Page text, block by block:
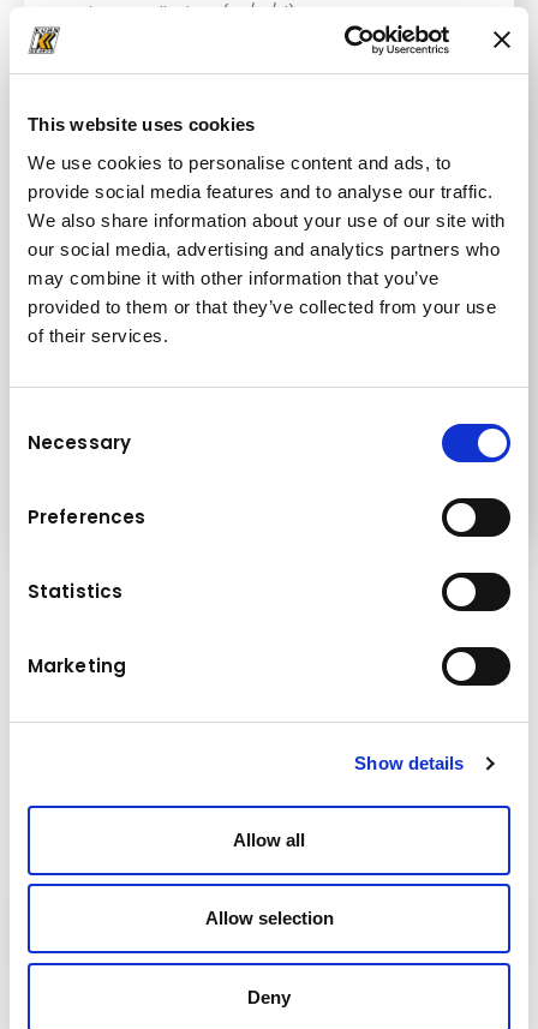
This website uses cookies
We use cookies to personalise content and ads, to
provide social media features and to analyse our traffic.
We also share information about your use of our site with
our social media, advertising and analytics partners who
may combine it with other information that you’ve
provided to them or that they’ve collected from your use
of their services.
Selection
Necessary
Preferences
Statistics
Marketing
Show details
Allow all
Allow selection
Deny
Service Vollzeit (m/w/d)
Zentrale Ladetechnik Vöcklabruck
Jetzt bewerben!
Kontakt
Zentrale Ladetechnik Vöcklabruck Peter-
Österreich
Jetzt bewerben!
Wir freuen uns auf deine aussagekräftigen
Anrede